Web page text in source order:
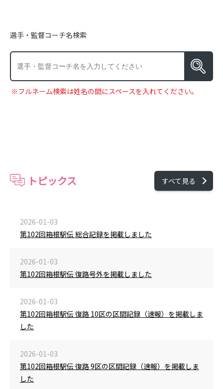
選手・監督コーチ名検索
※フルネーム検索は姓名の間にスペースを入れてください。
トピックス すべて見る
2026-01-03
第102回箱根駅伝 総合記録を掲載しました
2026-01-03
第102回箱根駅伝 復路号外を掲載しました
2026-01-03
第102回箱根駅伝 復路 10区の区間記録（速報）を掲載しま
した
2026-01-03
第102回箱根駅伝 復路 9区の区間記録（速報）を掲載しま
した